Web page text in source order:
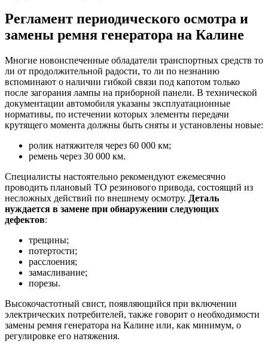
Регламент периодического осмотра и
замены ремня генератора на Калине
Многие новоиспеченные обладатели транспортных средств то
ли от продолжительной радости, то ли по незнанию
вспоминают о наличии гибкой связи под капотом только
после загорания лампы на приборной панели. В технической
документации автомобиля указаны эксплуатационные
нормативы, по истечении которых элементы передачи
крутящего момента должны быть сняты и установлены новые:
ролик натяжителя через 60 000 км;
ремень через 30 000 км.
Специалисты настоятельно рекомендуют ежемесячно
проводить плановый ТО резинового привода, состоящий из
несложных действий по внешнему осмотру. Деталь
нуждается в замене при обнаружении следующих
дефектов:
трещины;
потертости;
расслоения;
замасливание;
порезы.
Высокочастотный свист, появляющийся при включении
электрических потребителей, также говорит о необходимости
замены ремня генератора на Калине или, как минимум, о
регулировке его натяжения.